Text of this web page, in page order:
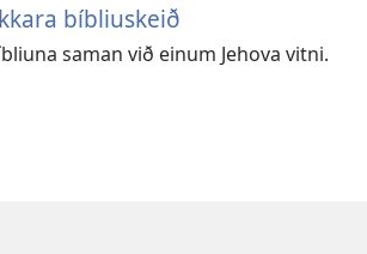
bíbliuskeið
saman við einum Jehova vitni.